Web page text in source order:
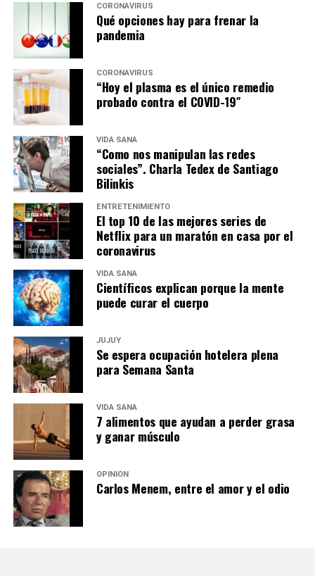
CORONAVIRUS
Qué opciones hay para frenar la
pandemia
CORONAVIRUS
“Hoy el plasma es el único remedio
probado contra el COVID-19″
VIDA SANA
“Como nos manipulan las redes
sociales”. Charla Tedex de Santiago
Bilinkis
ENTRETENIMIENTO
El top 10 de las mejores series de
Netflix para un maratón en casa por el
coronavirus
VIDA SANA
Científicos explican porque la mente
puede curar el cuerpo
JUJUY
Se espera ocupación hotelera plena
para Semana Santa
VIDA SANA
7 alimentos que ayudan a perder grasa
y ganar músculo
OPINIÓN
Carlos Menem, entre el amor y el odio